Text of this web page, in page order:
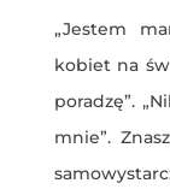
„Jestem
kobiet na
poradzę”.
mnie”.